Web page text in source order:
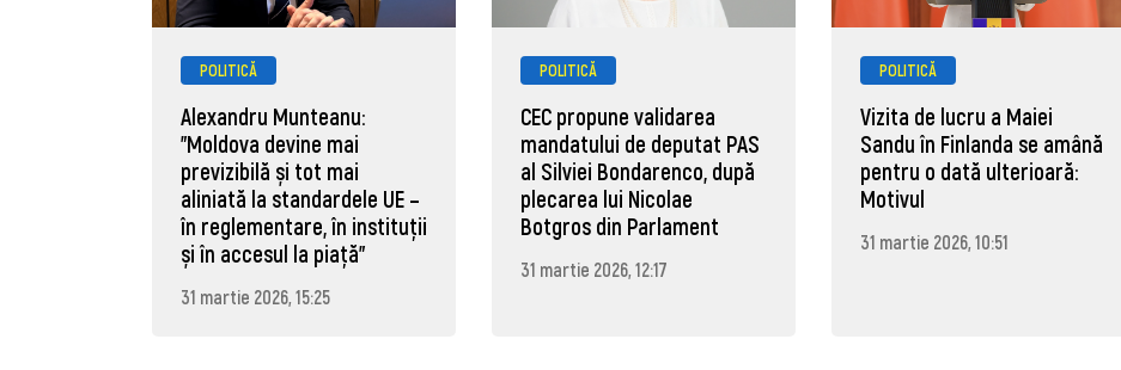
POLITICĂ
Alexandru Munteanu:
"Moldova devine mai
previzibilă și tot mai
aliniată la standardele UE –
în reglementare, în instituții
și în accesul la piață"
31 martie 2026, 15:25
POLITICĂ
CEC propune validarea
mandatului de deputat PAS
al Silviei Bondarenco, după
plecarea lui Nicolae
Botgros din Parlament
31 martie 2026, 12:17
POLITICĂ
Vizita de lucru a Maiei
Sandu în Finlanda se amână
pentru o dată ulterioară:
Motivul
31 martie 2026, 10:51